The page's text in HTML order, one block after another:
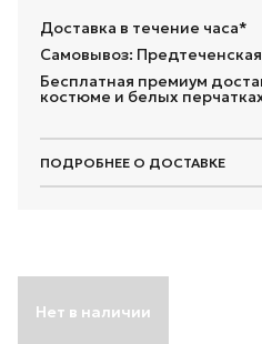
Доставка в течение часа*
Самовывоз:
Бесплатная премиум
костюме и белых
ПОДРОБНЕЕ О ДОСТАВКЕ
Нет в наличии